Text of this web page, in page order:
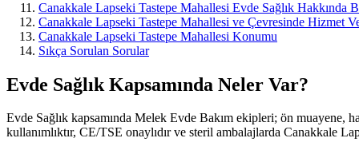
Canakkale Lapseki Tastepe Mahallesi Evde Sağlık Hakkında
Canakkale Lapseki Tastepe Mahallesi ve Çevresinde Hizmet
Canakkale Lapseki Tastepe Mahallesi Konumu
Sıkça Sorulan Sorular
Evde Sağlık Kapsamında Neler Var?
Evde Sağlık kapsamında Melek Evde Bakım ekipleri; ön muayene,
kullanımlıktır, CE/TSE onaylıdır ve steril ambalajlarda Canakkale